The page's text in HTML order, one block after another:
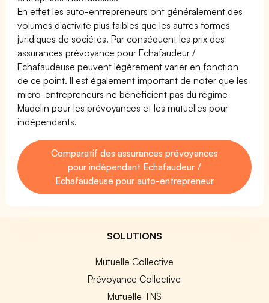
En effet les auto-entrepreneurs ont généralement des
volumes d'activité plus faibles que les autres formes
juridiques de sociétés. Par conséquent les prix des
assurances prévoyance pour Echafaudeur /
Echafaudeuse peuvent légèrement varier en fonction
de ce point. Il est également important de noter que les
micro-entrepreneurs ne bénéficient pas du régime
Madelin pour les prévoyances et les mutuelles pour
indépendants.
Comparatif des assurances prévoyances
pour indépendant Echafaudeur /
Echafaudeuse pour auto-entrepreneur
SOLUTIONS
Mutuelle Collective
Prévoyance Collective
Mutuelle TNS